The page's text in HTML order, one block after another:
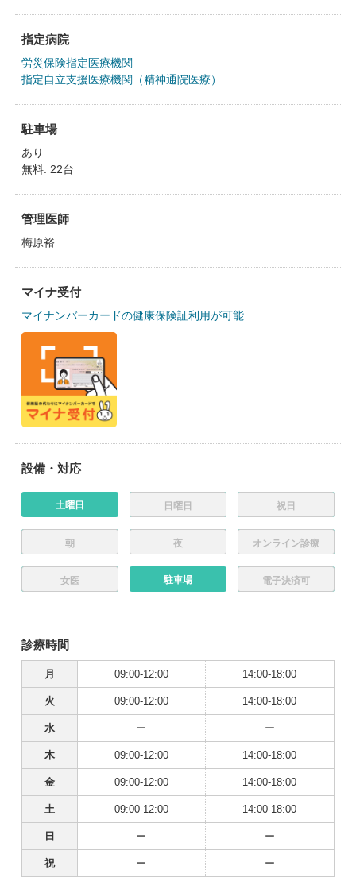
指定病院
労災保険指定医療機関
指定自立支援医療機関（精神通院医療）
駐車場
あり
無料: 22台
管理医師
梅原裕
マイナ受付
マイナンバーカードの健康保険証利用が可能
設備・対応
土曜日 日曜日 祝日
朝 夜 オンライン診療
女医 駐車場 電子決済可
診療時間
月 09:00-12:00 14:00-18:00
火 09:00-12:00 14:00-18:00
水 ー ー
木 09:00-12:00 14:00-18:00
金 09:00-12:00 14:00-18:00
土 09:00-12:00 14:00-18:00
日 ー ー
祝 ー ー